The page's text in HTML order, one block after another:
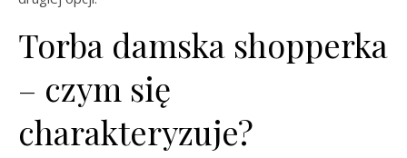
Torba damska shopperka
– czym się
charakteryzuje?